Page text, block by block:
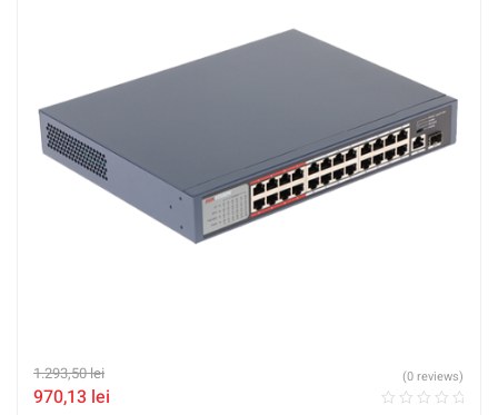
1.293,50lei
970,13 lei
(0 reviews)